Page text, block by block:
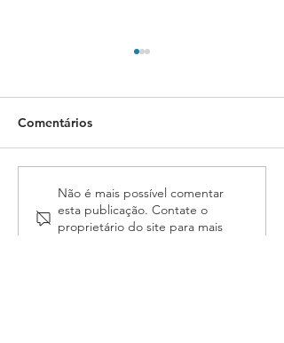
Assembleia da ASSOJAF-
GO aprova contas da
entidade e elege
Comentários
Não é mais possível comentar
esta publicação. Contate o
proprietário do site para mais